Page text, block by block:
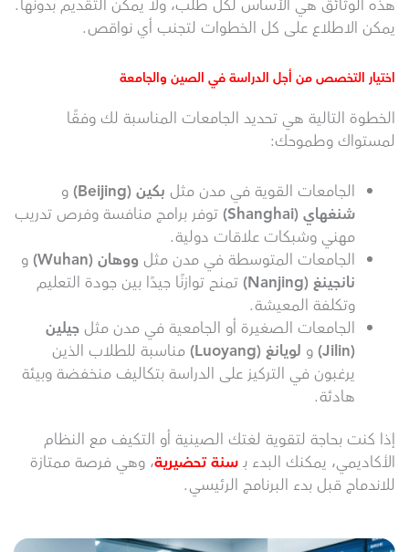
هذه الوثائق هي الأساس لكل طلب، ولا يمكن التقديم بدونها.
يمكن الاطلاع على كل الخطوات لتجنب أي نواقص.
اختيار التخصص من أجل الدراسة في الصين والجامعة
الخطوة التالية هي تحديد الجامعات المناسبة لك وفقًا
لمستواك وطموحك:
الجامعات القوية في مدن مثل بكين(Beijing)
و
شنغهاي(Shanghai)
توفر برامج منافسة وفرص تدريب
مهني وشبكات علاقات دولية.
الجامعات المتوسطة في مدن مثل ووهان(Wuhan)
و
نانجينغ(Nanjing)
تمنح توازنًا جيدًا بين جودة التعليم
وتكلفة المعيشة.
الجامعات الصغيرة أو الجامعية في مدن مثلجيلين
(Jilin)
و لويانغ(Luoyang)
مناسبة للطلاب الذين
يرغبون في التركيز على الدراسة بتكاليف منخفضة وبيئة
هادئة.
إذا كنت بحاجة لتقوية لغتك الصينية أو التكيف مع النظام
الأكاديمي، يمكنك البدء بـسنة تحضيرية، وهي فرصة ممتازة
للاندماج قبل بدء البرنامج الرئيسي.